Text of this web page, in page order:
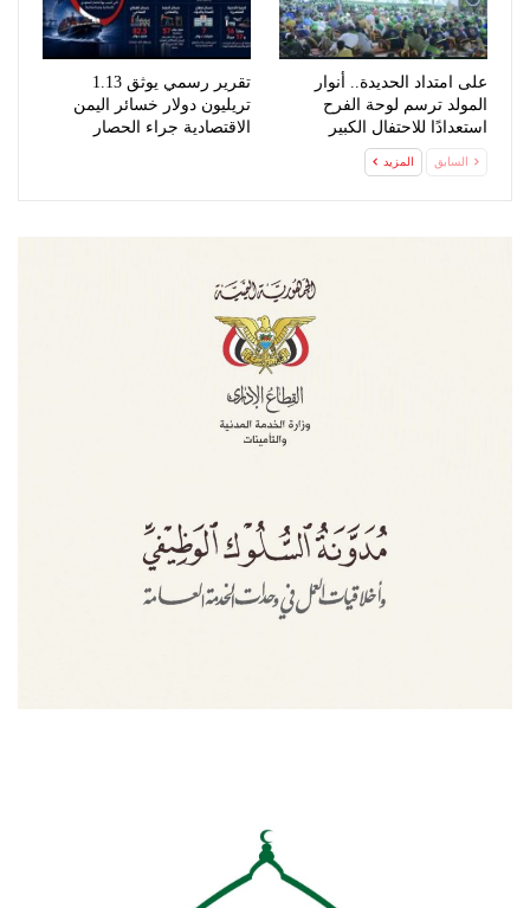
على امتداد الحديدة.. أنوار
المولد ترسم لوحة الفرح
استعدادًا للاحتفال الكبير
تقرير رسمي يوثق 1.13
تريليون دولار خسائر اليمن
الاقتصادية جراء الحصار
السابق المزيد